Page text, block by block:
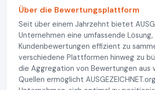
Über die Bewertungsplattform
Seit über einem Jahrzehnt bietet
Unternehmen eine umfassende Lösung,
Kundenbewertungen effizient zu
verschiedene Plattformen hinweg zu
die Aggregation von Bewertungen aus
Quellen ermöglicht